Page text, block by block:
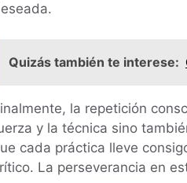
Quizás también te interese:
la repetición
y la técnica sino
cada práctica lleve
La perseverancia en